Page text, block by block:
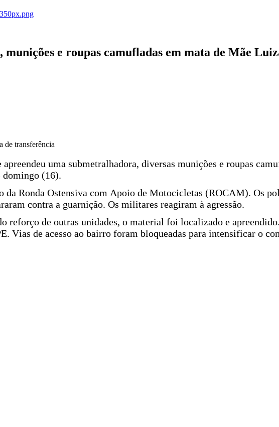
e roupas camufladas em mata de Mãe
de transferência
uma submetralhadora, diversas munições e roupas
domingo (16).
da Ronda Ostensiva com Apoio de Motocicletas (ROCAM). Os
contra a guarnição. Os militares reagiram à agressão.
reforço de outras unidades, o material foi localizado e
Vias de acesso ao bairro foram bloqueadas para intensificar o